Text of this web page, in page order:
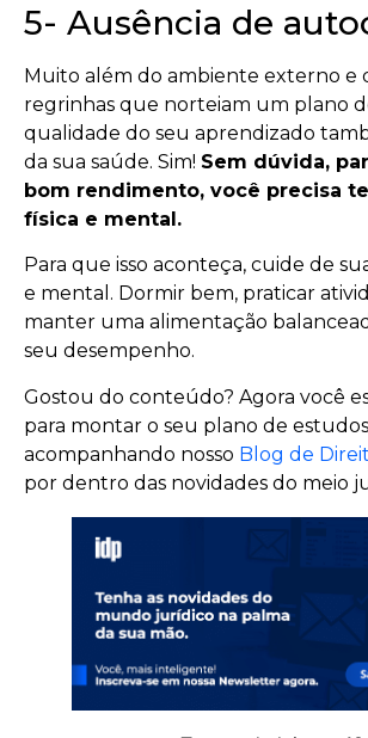
5- Ausência de
Muito além do ambiente externo e
regrinhas que norteiam um plano
qualidade do seu aprendizado
da sua saúde. Sim! Sem dúvida,
bom rendimento, você precisa
física e mental.
Para que isso aconteça, cuide de
e mental. Dormir bem, praticar
manter uma alimentação
seu desempenho.
Gostou do conteúdo? Agora você
para montar o seu plano de
acompanhando nosso Blog de
por dentro das novidades do meio